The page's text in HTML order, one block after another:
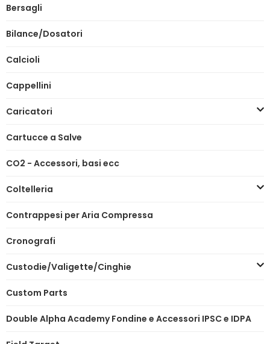
Bersagli
Bilance/Dosatori
Calcioli
Cappellini
Caricatori
Cartucce a Salve
CO2 - Accessori, basi ecc
Coltelleria
Contrappesi per Aria Compressa
Cronografi
Custodie/Valigette/Cinghie
Custom Parts
Double Alpha Academy Fondine e Accessori IPSC e IDPA